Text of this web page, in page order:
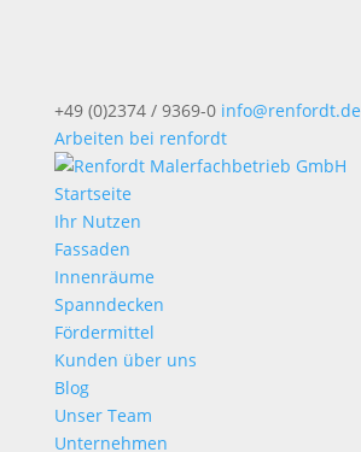
+49 (0)2374 / 9369-0 info@renfordt.de
Arbeiten bei renfordt
Startseite
Ihr Nutzen
Fassaden
Innenräume
Spanndecken
Fördermittel
Kunden über uns
Blog
Unser Team
Unternehmen